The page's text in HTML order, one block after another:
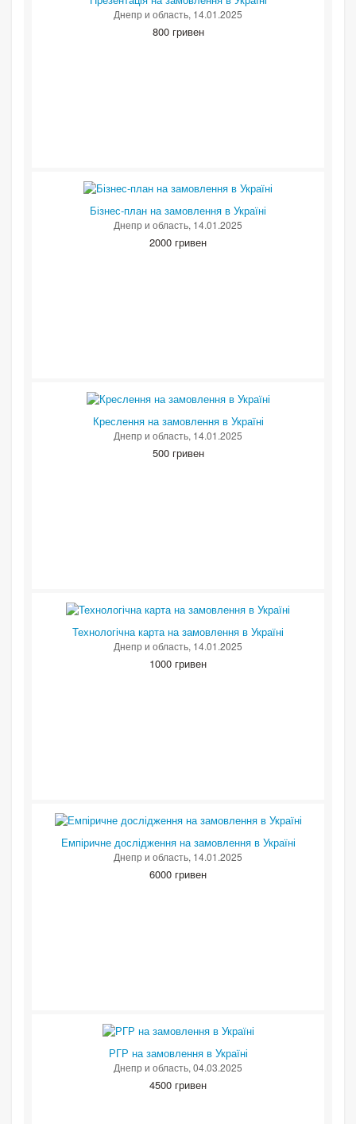
Днепр и область, 14.01.2025
800 гривен
Бізнес-план на замовлення в Україні
Днепр и область, 14.01.2025
2000 гривен
Креслення на замовлення в Україні
Днепр и область, 14.01.2025
500 гривен
Технологічна карта на замовлення в Україні
Днепр и область, 14.01.2025
1000 гривен
Емпіричне дослідження на замовлення в Україні
Днепр и область, 14.01.2025
6000 гривен
РГР на замовлення в Україні
Днепр и область, 04.03.2025
4500 гривен